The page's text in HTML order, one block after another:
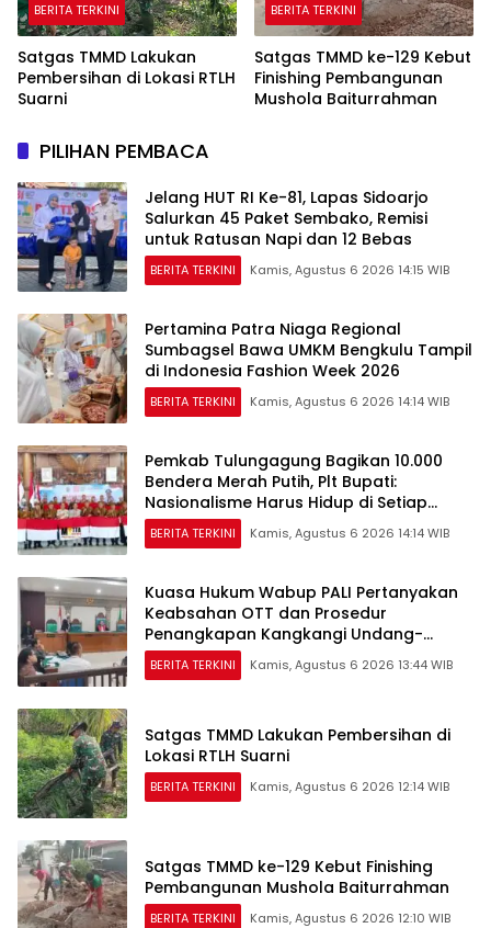
BERITA TERKINI
Satgas TMMD Lakukan
Pembersihan di Lokasi RTLH
Suarni
BERITA TERKINI
Satgas TMMD ke-129 Kebut
Finishing Pembangunan
Mushola Baiturrahman
PILIHAN PEMBACA
Jelang HUT RI Ke-81, Lapas Sidoarjo
Salurkan 45 Paket Sembako, Remisi
untuk Ratusan Napi dan 12 Bebas
BERITA TERKINI Kamis, Agustus 6 2026 14:15 WIB
Pertamina Patra Niaga Regional
Sumbagsel Bawa UMKM Bengkulu Tampil
di Indonesia Fashion Week 2026
BERITA TERKINI Kamis, Agustus 6 2026 14:14 WIB
Pemkab Tulungagung Bagikan 10.000
Bendera Merah Putih, Plt Bupati:
Nasionalisme Harus Hidup di Setiap
Rumah
BERITA TERKINI Kamis, Agustus 6 2026 14:14 WIB
Kuasa Hukum Wabup PALI Pertanyakan
Keabsahan OTT dan Prosedur
Penangkapan Kangkangi Undang-
Undang
BERITA TERKINI Kamis, Agustus 6 2026 13:44 WIB
Satgas TMMD Lakukan Pembersihan di
Lokasi RTLH Suarni
BERITA TERKINI Kamis, Agustus 6 2026 12:14 WIB
Satgas TMMD ke-129 Kebut Finishing
Pembangunan Mushola Baiturrahman
BERITA TERKINI Kamis, Agustus 6 2026 12:10 WIB